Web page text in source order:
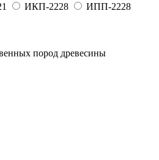
ИКП-2228
ИПП-2228
пород древесины